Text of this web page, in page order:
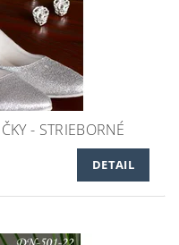
- STRIEBORNÉ
DETAIL